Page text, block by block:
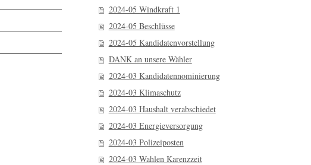
2024-05 Windkraft 1
2024-05 Beschlüsse
2024-05 Kandidatenvorstellung
DANK an unsere Wähler
2024-03 Kandidatennominierung
2024-03 Klimaschutz
2024-03 Haushalt verabschiedet
2024-03 Energieversorgung
2024-03 Polizeiposten
2024-03 Wahlen Karenzzeit